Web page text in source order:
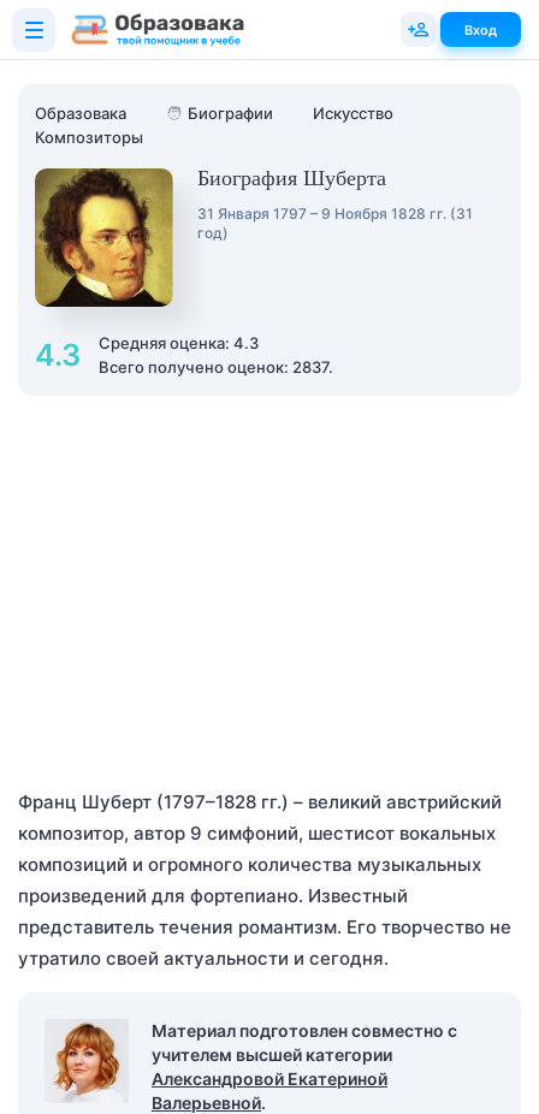
Образовака 🧑 Биографии
Искусство
Композиторы
Биография Шуберта
31 Января 1797 – 9 Ноября 1828 гг. (31
год)
4.3
Средняя оценка: 4.3
Всего получено оценок: 2837.
Франц Шуберт (1797–1828 гг.) – великий австрийский
композитор, автор 9 симфоний, шестисот вокальных
композиций и огромного количества музыкальных
произведений для фортепиано. Известный
представитель течения романтизм. Его творчество не
утратило своей актуальности и сегодня.
Материал подготовлен совместно с
учителем высшей категории
Александровой Екатериной
Валерьевной.
Вход